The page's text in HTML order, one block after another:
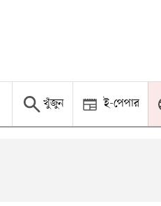
খুঁজুন ই-পেপার